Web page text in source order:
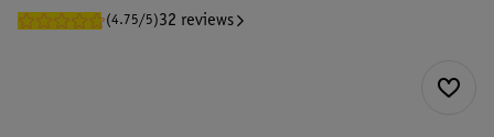
(4.75/5)32 reviews